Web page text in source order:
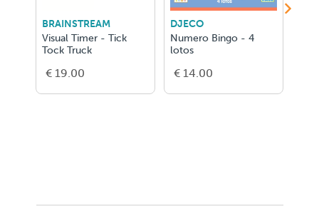
BRAINSTREAM
Visual Timer - Tick
Tock Truck
€ 19.00
DJECO
Numero Bingo - 4
lotos
€ 14.00